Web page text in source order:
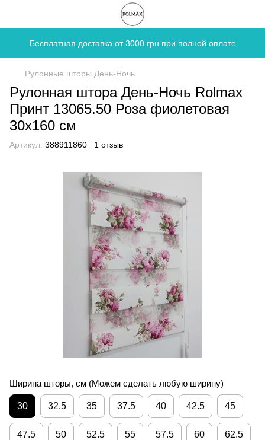
Бесплатная доставка от 3000 грн при полной оплате
Рулонные шторы День-Ночь
Рулонная штора День-Ночь Rolmax
Принт 13065.50 Роза фиолетовая
30х160 см
Артикул: 388911860 1 отзыв
Ширина шторы, см (Можем сделать любую ширину)
30 32.5 35 37.5 40 42.5 45
47.5 50 52.5 55 57.5 60 62.5